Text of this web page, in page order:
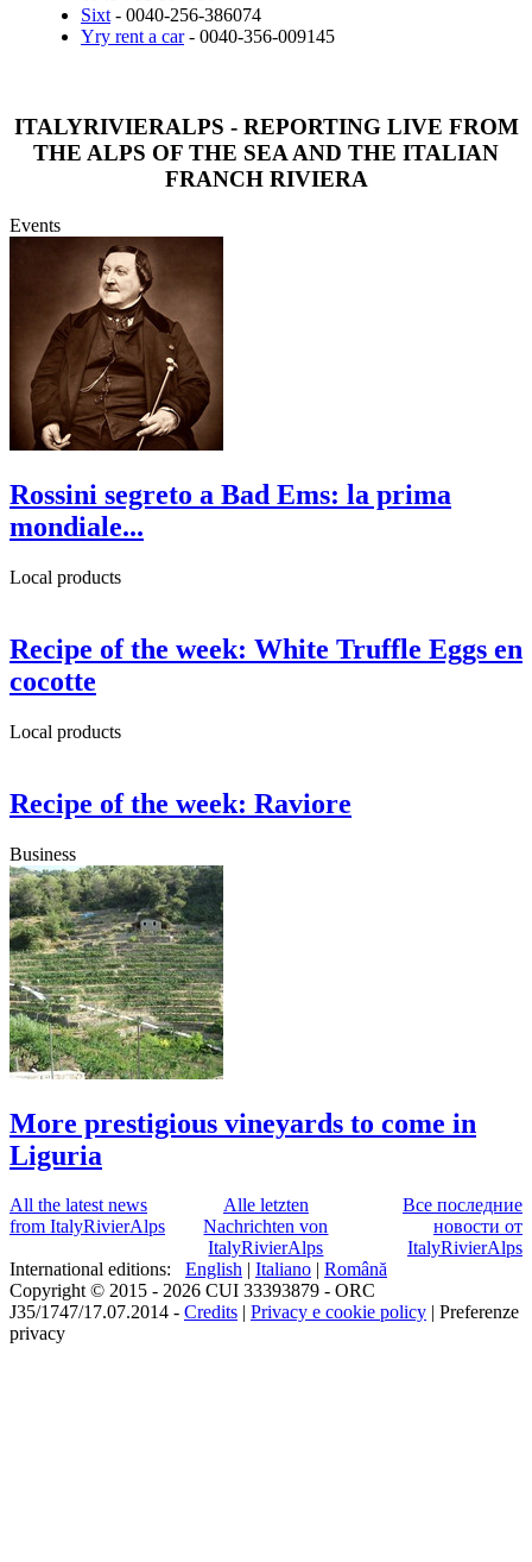
Sixt- 0040-256-386074
Yry rent a car- 0040-356-009145
ITALYRIVIERALPS - REPORTING LIVE FROM
THE ALPS OF THE SEA AND THE ITALIAN
FRANCH RIVIERA
Events
Rossini segreto a Bad Ems: la prima
mondiale...
Local products
Recipe of the week: White Truffle Eggs en
cocotte
Local products
Recipe of the week: Raviore
Business
More prestigious vineyards to come in
Liguria
All the latest news
from ItalyRivierAlps
Alle letzten
Nachrichten von
ItalyRivierAlps
Все последние
новости от
ItalyRivierAlps
International editions: English | Italiano | Română
Copyright © 2015 - 2026 CUI 33393879 - ORC
J35/1747/17.07.2014 - Credits | Privacy e cookie policy | Preferenze
privacy